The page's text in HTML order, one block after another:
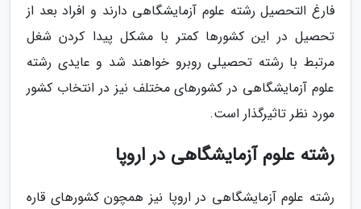
فارغ التحصیل رشته علوم آزمایشگاهی دارند و افراد بعد از
تحصیل در این کشورها کمتر با مشکل پیدا کردن شغل
مرتبط با رشته تحصیلی روبرو خواهند شد و عایدی رشته
علوم آزمایشگاهی در کشورهای مختلف نیز در انتخاب کشور
مورد نظر تاثیرگذار است.
رشته علوم آزمایشگاهی در اروپا
رشته علوم آزمایشگاهی در اروپا نیز همچون کشورهای قاره